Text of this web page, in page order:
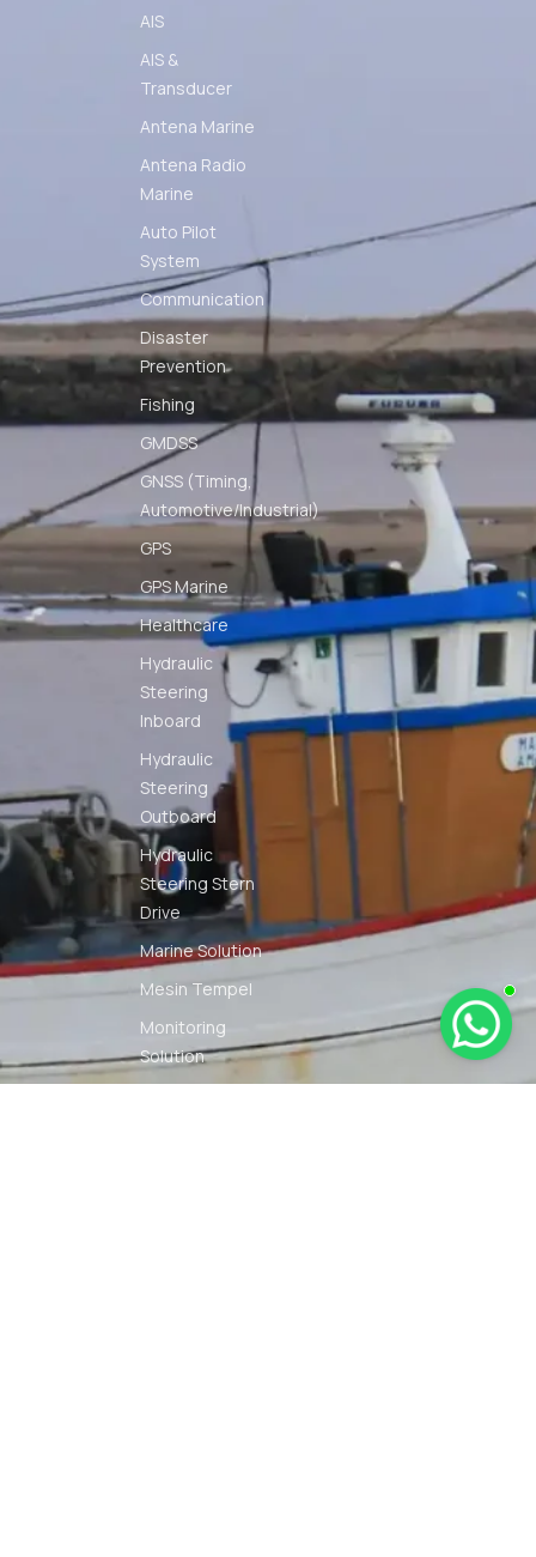
AIS
AIS &
Transducer
Antena Marine
Antena Radio
Marine
Auto Pilot
System
Communication
Disaster
Prevention
Fishing
GMDSS
GNSS (Timing,
Automotive/Industrial)
GPS
GPS Marine
Healthcare
Hydraulic
Steering
Inboard
Hydraulic
Steering
Outboard
Hydraulic
Steering Stern
Drive
Marine Solution
Mesin Tempel
Monitoring
Solution